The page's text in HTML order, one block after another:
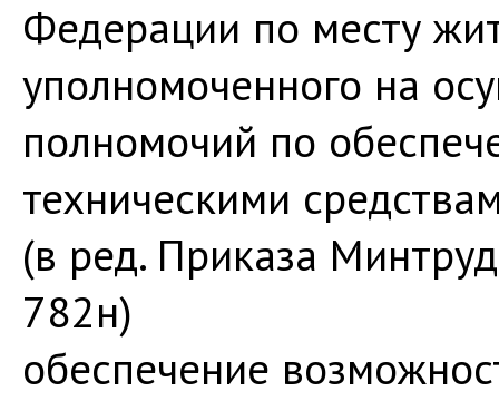
Федерации по месту
уполномоченного на
полномочий по
техническими
(в ред. Приказа
782н)
обеспечение